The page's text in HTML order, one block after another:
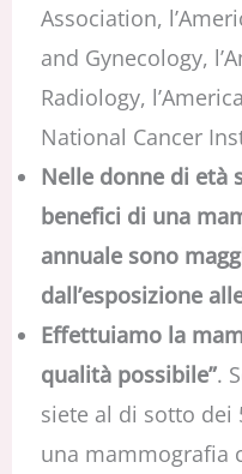
Association,
and Gynecology,
Radiology,
National Cancer
Nelle donne di età
benefici di una
annuale sono
dall’esposizione
Effettuiamo la
qualità possibile”.
siete al di sotto dei
una mammografia